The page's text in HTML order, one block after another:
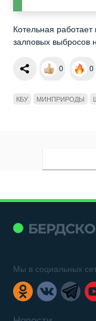
Котельная
залповых выбросов
0 0
КБУ МИНПРИРОДЫ
Мы в социальных